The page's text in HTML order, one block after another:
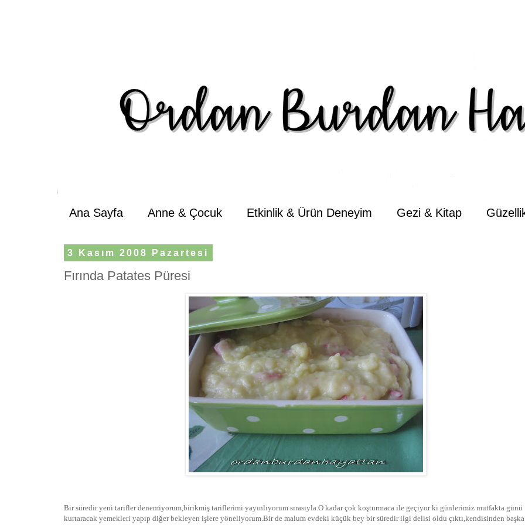
Ana Sayfa Anne & Çocuk Etkinlik & Ürün Deneyim Gezi & Kitap
3 Kasım 2008 Pazartesi
Fırında Patates Püresi
Bir süredir yeni tarifler denemiyorum,birikmiş tariflerimi yayınlıyorum sırasıyla.O kadar çok koşturmaca ile geçiyor ki günlerimiz mutfakta günü
kurtaracak yemekleri yapıp diğer bekleyen işlere yöneliyorum.Bir de malum evdeki küçük bey bir süredir ilgi delisi oldu çıktı,kendisinden